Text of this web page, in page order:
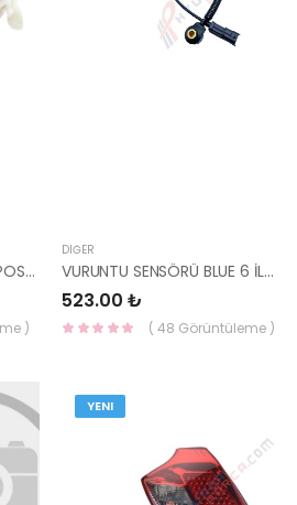
RADYATÖR YEDEK SU DEPOSU İ20 / BAYON 2023- 1.0 25430-Q0301-MOBIS
)
DIĞER
VURUNTU SENSÖRÜ BLUE 6 İLERİ 1.4 KAPPA 39250-03010-YS
523.00 ₺
( 48 Görüntüleme )
YENI